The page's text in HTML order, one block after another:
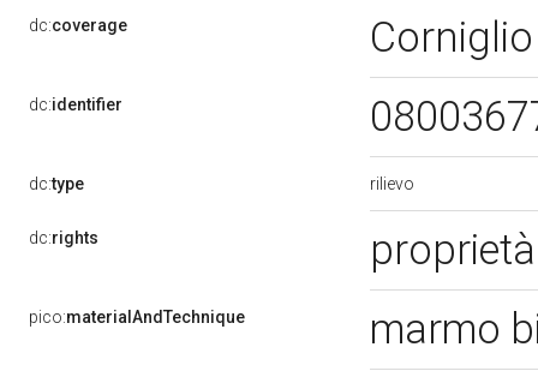
dc:coverage
dc:identifier
dc:type rilievo
dc:rights
pico:materialAndTechnique marmo